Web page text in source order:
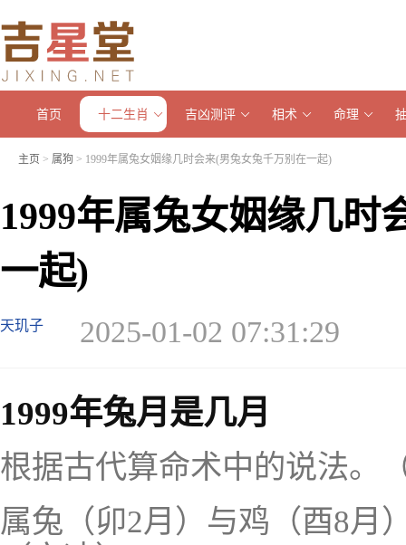
首页 十二生肖 吉凶测评 相术 命理
主页 > 属狗 > 1999年属兔女姻缘几时会来(男兔女兔千万别在一起)
1999年属兔女姻缘几时
一起)
天玑子 2025-01-02 07:31:29
1999年兔月是几月
根据古代算命术中的说法。
属兔（卯2月）与鸡（酉8月